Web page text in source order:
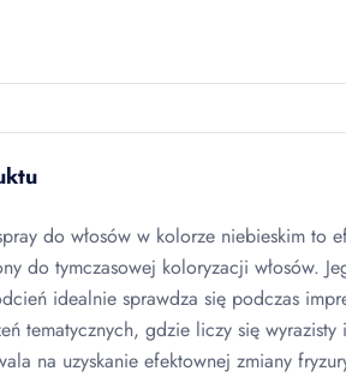
do włosów w kolorze niebieskim to
do tymczasowej koloryzacji włosów.
idealnie sprawdza się podczas
tematycznych, gdzie liczy się
na uzyskanie efektownej zmiany